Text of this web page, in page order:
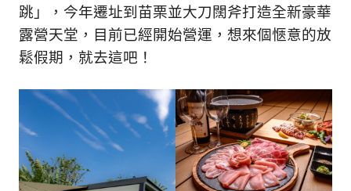
自
己
的
生
活
生
活
的
雜
采
豐
富
的
跳」，今年遷址到苗栗並大刀闊斧打造全新豪華
露營天堂，目前已經開始營運，想來個愜意的放
鬆假期，就去這吧！